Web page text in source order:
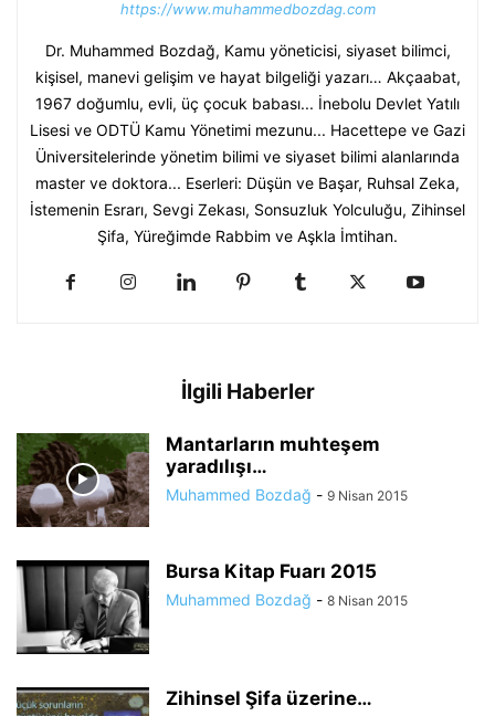
https://www.muhammedbozdag.com
Dr. Muhammed Bozdağ, Kamu yöneticisi, siyaset bilimci,
kişisel, manevi gelişim ve hayat bilgeliği yazarı… Akçaabat,
1967 doğumlu, evli, üç çocuk babası... İnebolu Devlet Yatılı
Lisesi ve ODTÜ Kamu Yönetimi mezunu... Hacettepe ve Gazi
Üniversitelerinde yönetim bilimi ve siyaset bilimi alanlarında
master ve doktora... Eserleri: Düşün ve Başar, Ruhsal Zeka,
İstemenin Esrarı, Sevgi Zekası, Sonsuzluk Yolculuğu, Zihinsel
Şifa, Yüreğimde Rabbim ve Aşkla İmtihan.
İlgili Haberler
Mantarların muhteşem
yaradılışı…
Muhammed Bozdağ - 9 Nisan 2015
Bursa Kitap Fuarı 2015
Muhammed Bozdağ - 8 Nisan 2015
Zihinsel Şifa üzerine…